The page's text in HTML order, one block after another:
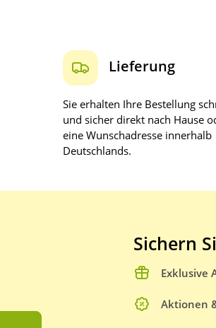
Lieferung
Sie erhalten Ihre Bestellung
und sicher direkt nach Hause
eine Wunschadresse innerhalb
Deutschlands.
Sichern
Exklusive
Aktionen